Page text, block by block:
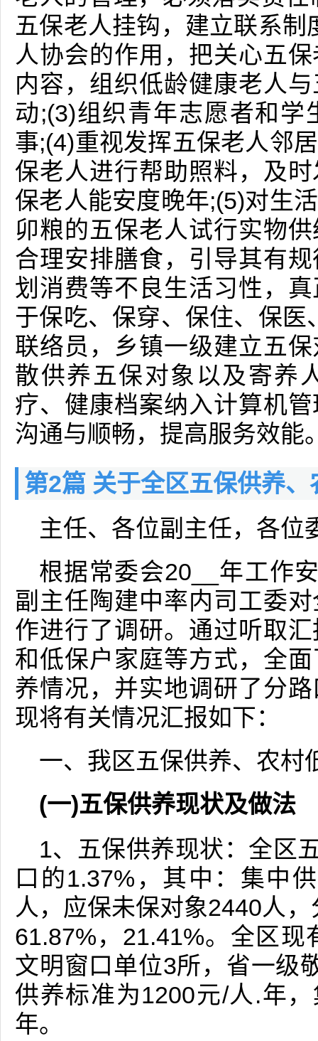
五保老人挂钩，建立联系
人协会的作用，把关心五
内容，组织低龄健康老人
动;(3)组织青年志愿者和
事;(4)重视发挥五保老人邻
保老人进行帮助照料，及
保老人能安度晚年;(5)对生
卯粮的五保老人试行实物
合理安排膳食，引导其有
划消费等不良生活习性，
于保吃、保穿、保住、保
联络员，乡镇一级建立五
散供养五保对象以及寄养
疗、健康档案纳入计算机
沟通与顺畅，提高服务效能
第2篇 关于全区五保供养
主任、各位副主任，各位
根据常委会20__年工作
副主任陶建中率内司工委
作进行了调研。通过听取
和低保户家庭等方式，全
养情况，并实地调研了分
现将有关情况汇报如下：
一、我区五保供养、农村
(一)五保供养现状及做法
1、五保供养现状：全区
口的1.37%，其中：集中
人，应保未保对象2440人
61.87%，21.41%。全区
文明窗口单位3所，省一级
供养标准为1200元/人.年
年。